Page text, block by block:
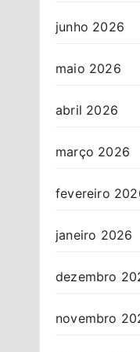
junho 2026
maio 2026
abril 2026
março 2026
fevereiro
janeiro 2026
dezembro
novembro